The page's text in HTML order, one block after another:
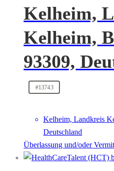
Kelheim,
Kelheim,
93309,
#13743
Kelheim, Landkreis
Deutschland
Überlassung und/oder